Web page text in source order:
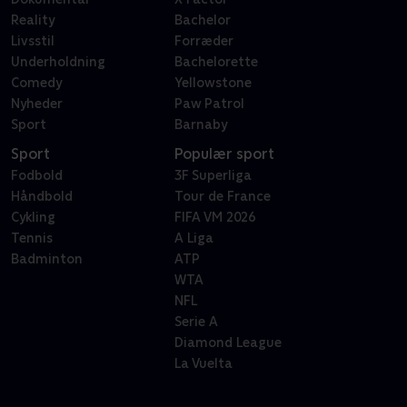
Reality
Livsstil
Underholdning
Comedy
Nyheder
Sport
Bachelor
Forræder
Bachelorette
Yellowstone
Paw Patrol
Barnaby
Sport
Fodbold
Håndbold
Cykling
Tennis
Badminton
Populær sport
3F Superliga
Tour de France
FIFA VM 2026
A Liga
ATP
WTA
NFL
Serie A
Diamond League
La Vuelta